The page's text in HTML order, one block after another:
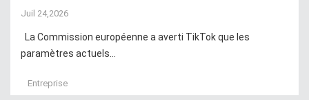
Juil 24,2026
La Commission européenne a averti TikTok que les
paramètres actuels...
Entreprise